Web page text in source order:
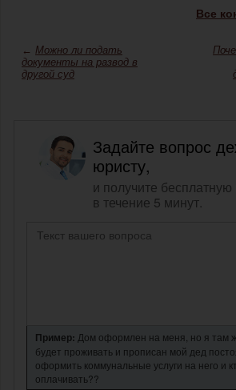
Все
← Можно ли подать
документы на развод в
другой суд
Задайте вопрос
юристу,
и получите бесплатную
в течение 5 минут.
Пример: Дом оформлен на меня, но я там
будет проживать и прописан мой дед
оформить коммунальные услуги на него и
оплачивать??